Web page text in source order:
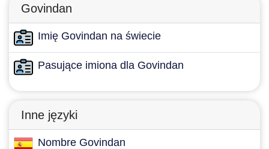
Govindan
Imię Govindan na świecie
Pasujące imiona dla Govindan
Inne języki
Nombre Govindan